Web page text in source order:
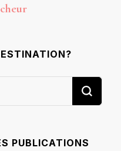
PUBLICATIONS